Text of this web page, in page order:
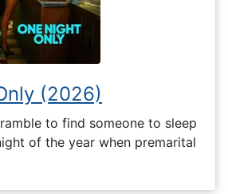
(2026)
to find someone to sleep
of the year when premarital